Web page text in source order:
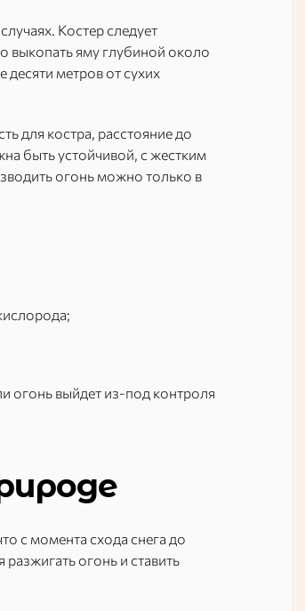
Костер следует
выкопать яму глубиной около
метров от сухих
для костра, расстояние до
быть устойчивой, с жестким
огонь можно только в
огонь выйдет из-под контроля
с момента схода снега до
огонь и ставить